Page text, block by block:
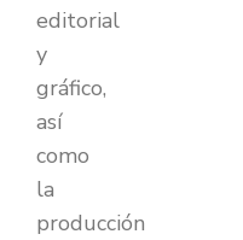
editorial
y
gráfico,
así
como
la
producción